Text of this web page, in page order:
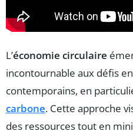
L’économie circulaire
incontournable aux défis
contemporains, en
carbone. Cette approche
des ressources tout en